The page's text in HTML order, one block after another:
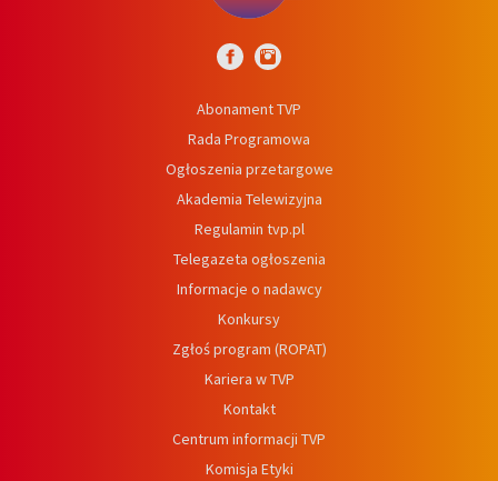
Abonament TVP
Rada Programowa
Ogłoszenia przetargowe
Akademia Telewizyjna
Regulamin tvp.pl
Telegazeta ogłoszenia
Informacje o nadawcy
Konkursy
Zgłoś program (ROPAT)
Kariera w TVP
Kontakt
Centrum informacji TVP
Komisja Etyki